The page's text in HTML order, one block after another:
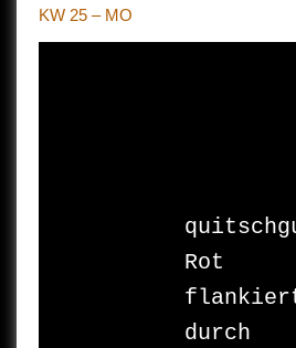
KW 25 – MO
Rot
durch